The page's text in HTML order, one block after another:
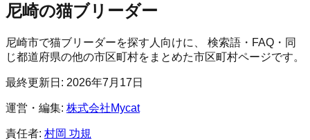
尼崎の猫ブリーダー
尼崎市で猫ブリーダーを探す人向けに、 検索語・FAQ・同
じ都道府県の他の市区町村をまとめた市区町村ページです。
最終更新日: 2026年7月17日
運営・編集: 株式会社Mycat
責任者: 村岡 功規